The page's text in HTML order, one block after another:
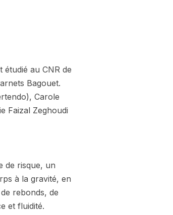
au CNR de
Bagouet.
Carole
Faizal Zeghoudi
de risque, un
à la gravité, en
rebonds, de
et fluidité.